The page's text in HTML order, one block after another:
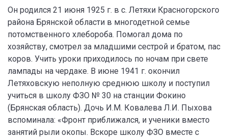
Он родился 21 июня 1925 г. в с. Летяхи Красногорского
района Брянской области в многодетной семье
потомственного хлебороба. Помогал дома по
хозяйству, смотрел за младшими сестрой и братом, пас
коров. Учить уроки приходилось по ночам при свете
лампады на чердаке. В июне 1941 г. окончил
Летяховскую неполную среднюю школу и поступил
учиться в школу ФЗО № 30 на станции Фокино
(Брянская область). Дочь И.М. Ковалева Л.И. Пыхова
вспоминала: «Фронт приближался, и ученики вместо
занятий рыли окопы. Вскоре школу ФЗО вместе с